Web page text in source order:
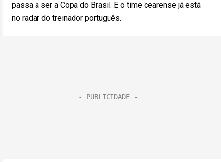
passa a ser a Copa do Brasil. E o time cearense já está
no radar do treinador português.